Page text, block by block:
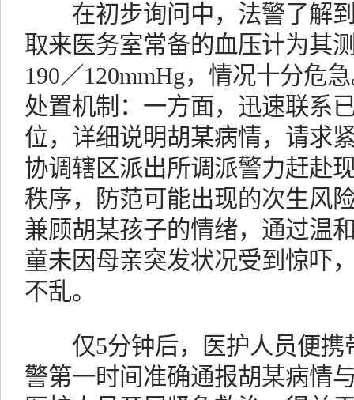
在初步询问中，法警了解到
取来医务室常备的血压计为
190／120mmHg，情况十分危
处置机制：一方面，迅速联系
位，详细说明胡某病情，请求
协调辖区派出所调派警力赶赴
秩序，防范可能出现的次生风
兼顾胡某孩子的情绪，通过温
童未因母亲突发状况受到惊吓
不乱。
仅5分钟后，医护人员便携
警第一时间准确通报胡某病情